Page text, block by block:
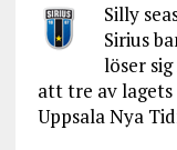
Silly
Sirius
löser
att tre av
Uppsala Nya